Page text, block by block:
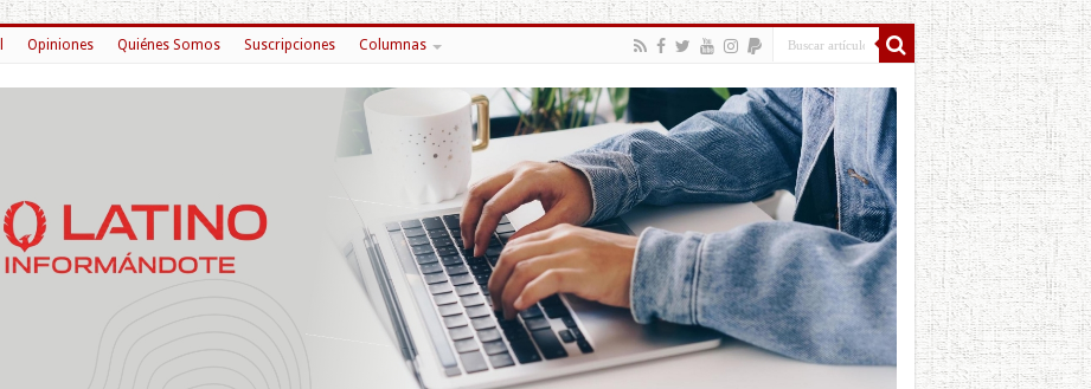
Opiniones Quiénes Somos Suscripciones Columnas